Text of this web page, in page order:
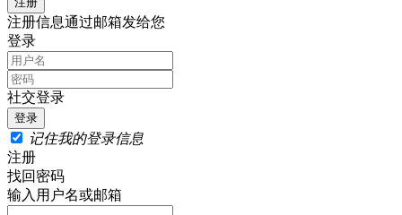
注册信息通过邮箱发给您
登录
社交登录
记住我的登录信息
注册
找回密码
输入用户名或邮箱